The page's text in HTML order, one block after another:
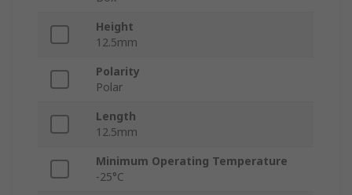
Height
12.5mm
Polarity
Polar
Length
12.5mm
Minimum Operating Temperature
-25°C